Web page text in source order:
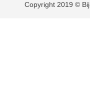
Copyright 2019 ©